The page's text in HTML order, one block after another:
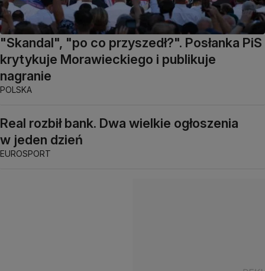
"Skandal", "po co przyszedł?". Posłanka PiS
krytykuje Morawieckiego i publikuje
nagranie
POLSKA
Real rozbił bank. Dwa wielkie ogłoszenia
w jeden dzień
EUROSPORT